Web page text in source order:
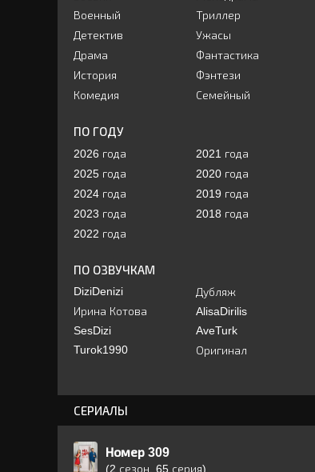
Военный
Детектив
Драма
История
Комедия
Триллер
Ужасы
Фантастика
Фэнтези
Семейный
ПО ГОДУ
2026 года
2025 года
2024 года
2023 года
2022 года
2021 года
2020 года
2019 года
2018 года
ПО ОЗВУЧКАМ
DiziDenizi
Ирина Котова
SesDizi
Turok1990
Дубляж
AlisaDirilis
AveTurk
Оригинал
СЕРИАЛЫ
Номер 309
(2 сезон, 65 серия)